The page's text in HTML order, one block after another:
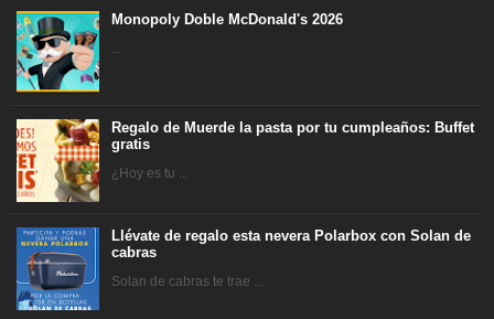
Monopoly Doble McDonald's 2026
Regalo de Muerde la pasta por tu cumpleaños: Buffet
gratis
¿Hoy es tu ...
Llévate de regalo esta nevera Polarbox con Solan de
cabras
Solan de cabras te trae ...